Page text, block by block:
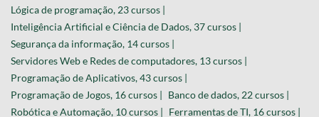
Lógica de programação, 23 cursos |
Inteligência Artificial e Ciência de Dados, 37 cursos |
Segurança da informação, 14 cursos |
Servidores Web e Redes de computadores, 13 cursos |
Programação de Aplicativos, 43 cursos |
Programação de Jogos, 16 cursos | Banco de dados, 22 cursos |
Robótica e Automação, 10 cursos | Ferramentas de TI, 16 cursos |